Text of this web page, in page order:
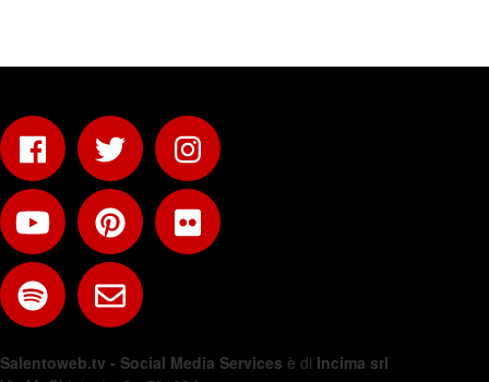
Salentoweb.tv - Social Media Services è di Incima srl